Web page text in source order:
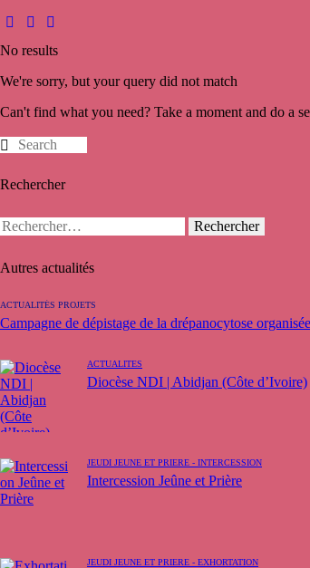
No results
We're sorry, but your query did not match
Can't find what you need? Take a moment and do a
Rechercher
Rechercher :
Autres actualités
ACTUALITÉS PROJETS
Campagne de dépistage de la drépanocytose
ACTUALITÉS
Diocèse NDI | Abidjan (Côte d’Ivoire)
JEUDI JEUNE ET PRIÈRE - INTERCESSION
Intercession Jeûne et Prière
JEUDI JEUNE ET PRIÈRE - EXHORTATION